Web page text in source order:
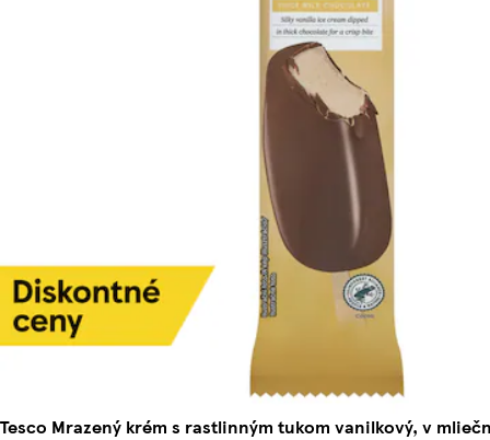
Tesco Mrazený krém s rastlinným tukom vanilkový, v